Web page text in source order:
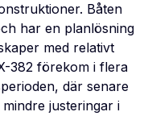
Båten
har en planlösning
med relativt
382 förekom i flera
där senare
justeringar i